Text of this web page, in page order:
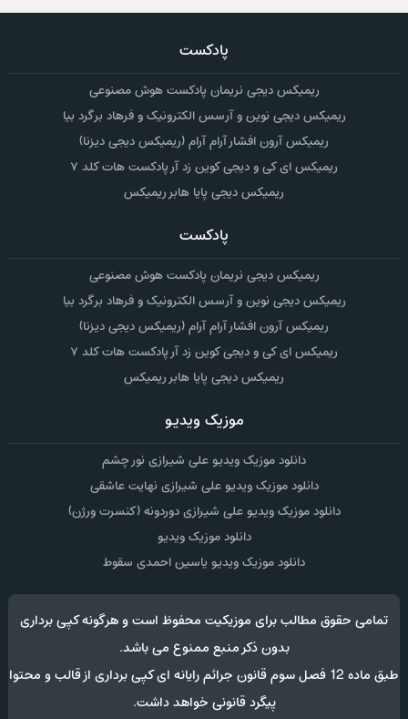
پادکست
ریمیکس دیجی نریمان پادکست هوش مصنوعی
ریمیکس دیجی نوین و آرسس الکترونیک و فرهاد برگرد بیا
ریمیکس آرون افشار آرام آرام (ریمیکس دیجی دیزنا)
ریمیکس ای کی و دیجی کوین زد آر پادکست هات کلد ۷
ریمیکس دیجی پایا هابر ریمیکس
پادکست
ریمیکس دیجی نریمان پادکست هوش مصنوعی
ریمیکس دیجی نوین و آرسس الکترونیک و فرهاد برگرد بیا
ریمیکس آرون افشار آرام آرام (ریمیکس دیجی دیزنا)
ریمیکس ای کی و دیجی کوین زد آر پادکست هات کلد ۷
ریمیکس دیجی پایا هابر ریمیکس
موزیک ویدیو
دانلود موزیک ویدیو علی شیرازی نور چشم
دانلود موزیک ویدیو علی شیرازی نهایت عاشقی
دانلود موزیک ویدیو علی شیرازی دوردونه (کنسرت ورژن)
دانلود موزیک ویدیو
دانلود موزیک ویدیو یاسین احمدی سقوط
تمامی حقوق مطالب برای موزیکیت محفوظ است و هرگونه کپی برداری
بدون ذکر منبع ممنوع می باشد.
طبق ماده 12 فصل سوم قانون جرائم رایانه ای کپی برداری از قالب و محتوا
پیگرد قانونی خواهد داشت.